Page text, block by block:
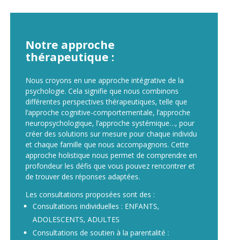
Notre approche
thérapeutique :
Nous croyons en une approche intégrative de la
psychologie. Cela signifie que nous combinons
différentes perspectives thérapeutiques, telle que
l’approche cognitive-comportementale, l’approche
neuropsychologique, l’approche systémique…, pour
créer des solutions sur mesure pour chaque individu
et chaque famille que nous accompagnons. Cette
approche holistique nous permet de comprendre en
profondeur les défis que vous pouvez rencontrer et
de trouver des réponses adaptées.
Les consultations proposées sont des :
Consultations individuelles : ENFANTS,
ADOLESCENTS, ADULTES
Consultations de soutien à la parentalité :